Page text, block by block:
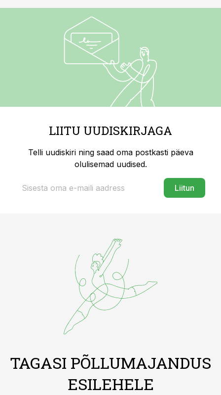
LIITU UUDISKIRJAGA
Telli uudiskiri ning saad oma postkasti päeva
olulisemad uudised.
Liitun
TAGASI PÕLLUMAJANDUS
ESILEHELE